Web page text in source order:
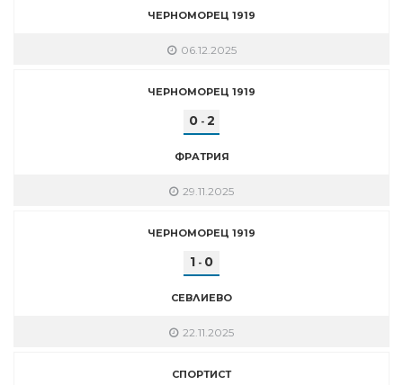
ЧЕРНОМОРЕЦ 1919
06.12.2025
ЧЕРНОМОРЕЦ 1919
0- 2
ФРАТРИЯ
29.11.2025
ЧЕРНОМОРЕЦ 1919
1 - 0
СЕВЛИЕВО
22.11.2025
СПОРТИСТ